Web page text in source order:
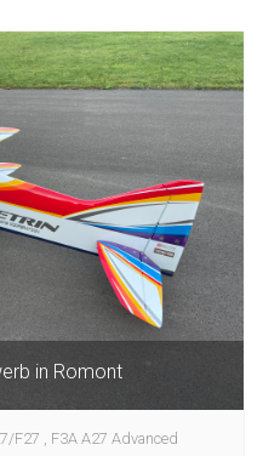
in Romont
F27 , F3A A27 Advanced